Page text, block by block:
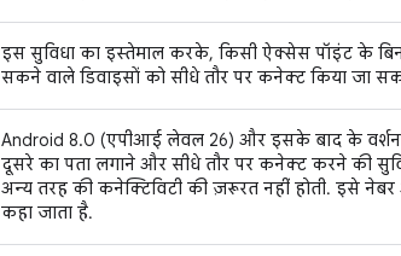
इस सुविधा का इस्तेमाल करके, किसी ऐक्सेस पॉइंट के
सकने वाले डिवाइसों को सीधे तौर पर कनेक्ट किया जा
Android 8.0 (एपीआई लेवल 26) और इसके बाद के वर्शन
दूसरे का पता लगाने और सीधे तौर पर कनेक्ट करने की
अन्य तरह की कनेक्टिविटी की ज़रूरत नहीं होती. इसे
कहा जाता है.